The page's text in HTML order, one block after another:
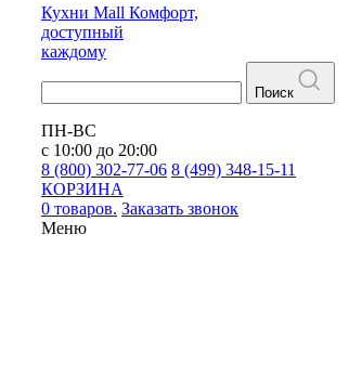
Кухни Mall Комфорт,
доступный
каждому
Поиск
ПН-ВС
с 10:00 до 20:00
8 (800) 302-77-06 8 (499) 348-15-11
КОРЗИНА
0 товаров. Заказать звонок
Меню